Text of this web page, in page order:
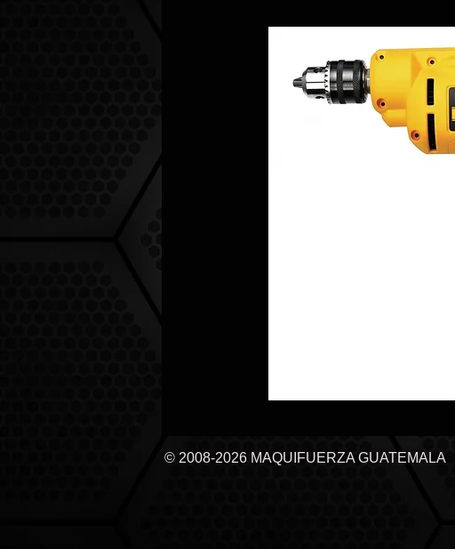
© 2008-2026 MAQUIFUERZA GUATEMALA